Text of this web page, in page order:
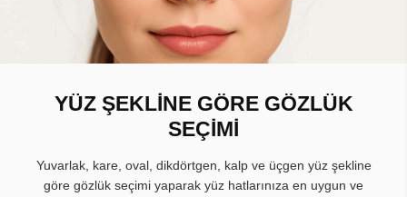
YÜZ ŞEKLİNE GÖRE GÖZLÜK
SEÇİMİ
Yuvarlak, kare, oval, dikdörtgen, kalp ve üçgen yüz şekline
göre gözlük seçimi yaparak yüz hatlarınıza en uygun ve